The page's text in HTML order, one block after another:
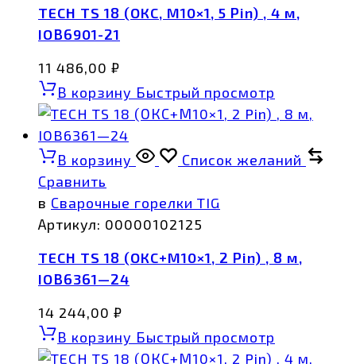
TECH TS 18 (ОКС, M10×1, 5 Pin) , 4 м,
IOB6901-21
11 486,00 ₽
В корзину Быстрый просмотр
В корзину
Список желаний
Сравнить
в Сварочные горелки TIG
Артикул: 00000102125
TECH TS 18 (ОКС+М10×1, 2 Pin) , 8 м,
IOB6361—24
14 244,00 ₽
В корзину Быстрый просмотр